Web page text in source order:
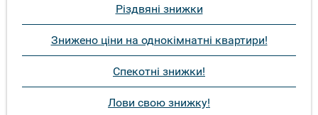
Різдвяні знижки
Знижено ціни на однокімнатні квартири!
Спекотні знижки!
Лови свою знижку!